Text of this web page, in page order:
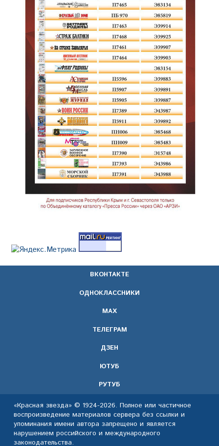
ВКОНТАКТЕ
ОДНОКЛАССНИКИ
МАХ
ТЕЛЕГРАМ
ДЗЕН
ЮТУБ
РУТУБ
«Красная звезда» © 1924-2026. Полное или частичное
воспроизведение материалов сервера без ссылки и
упоминания имени автора запрещено и является
нарушением российского и международного
законодательства.